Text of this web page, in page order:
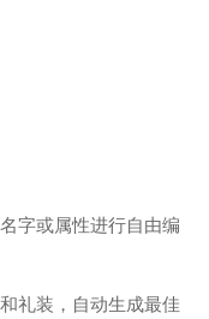
字或属性进行自由编
礼装，自动生成最佳